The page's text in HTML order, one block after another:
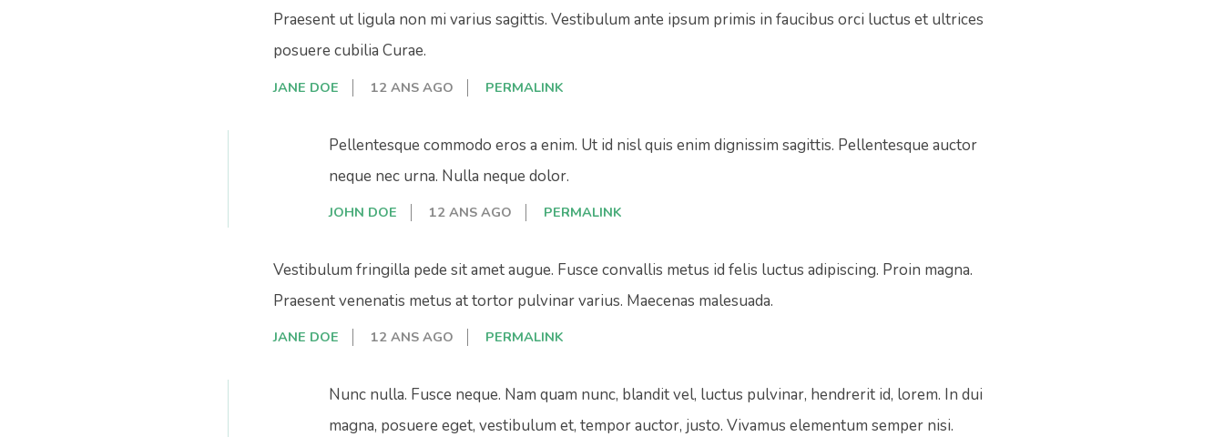
Praesent ut ligula non mi varius sagittis. Vestibulum ante ipsum primis in faucibus orci luctus et ultrices
posuere cubilia Curae.
JANE DOE 12 ANS AGO PERMALINK
Pellentesque commodo eros a enim. Ut id nisl quis enim dignissim sagittis. Pellentesque auctor
neque nec urna. Nulla neque dolor.
JOHN DOE 12 ANS AGO PERMALINK
Vestibulum fringilla pede sit amet augue. Fusce convallis metus id felis luctus adipiscing. Proin magna.
Praesent venenatis metus at tortor pulvinar varius. Maecenas malesuada.
JANE DOE 12 ANS AGO PERMALINK
Nunc nulla. Fusce neque. Nam quam nunc, blandit vel, luctus pulvinar, hendrerit id, lorem. In dui
magna, posuere eget, vestibulum et, tempor auctor, justo. Vivamus elementum semper nisi.